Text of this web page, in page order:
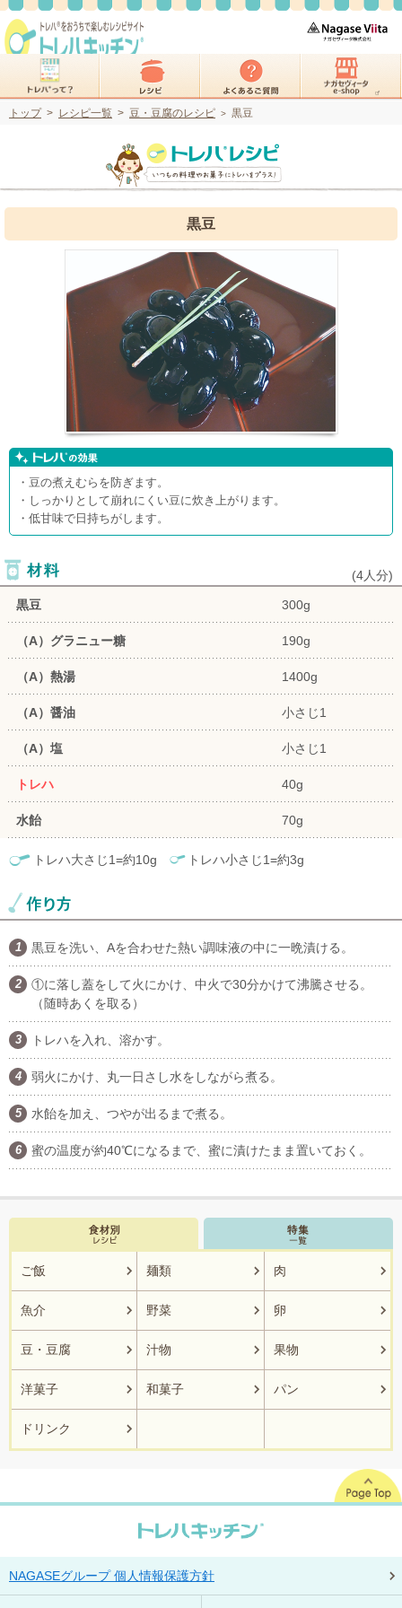
トップ> レシピ一覧 > 豆・豆腐のレシピ > 黒豆
黒豆
・豆の煮えむらを防ぎます。
・しっかりとして崩れにくい豆に炊き上がります。
・低甘味で日持ちがします。
(4人分)
黒豆 300g
（A）グラニュー糖 190g
（A）熱湯 1400g
（A）醤油 小さじ1
（A）塩 小さじ1
トレハ 40g
水飴 70g
トレハ大さじ1=約10g トレハ小さじ1=約3g
黒豆を洗い、Aを合わせた熱い調味液の中に一晩漬ける。
①に落し蓋をして火にかけ、中火で30分かけて沸騰させる。
（随時あくを取る）
トレハを入れ、溶かす。
弱火にかけ、丸一日さし水をしながら煮る。
水飴を加え、つやが出るまで煮る。
蜜の温度が約40℃になるまで、蜜に漬けたまま置いておく。
ご飯 麺類 肉
魚介 野菜 卵
豆・豆腐 汁物 果物
洋菓子 和菓子 パン
ドリンク
NAGASEグループ 個人情報保護方針